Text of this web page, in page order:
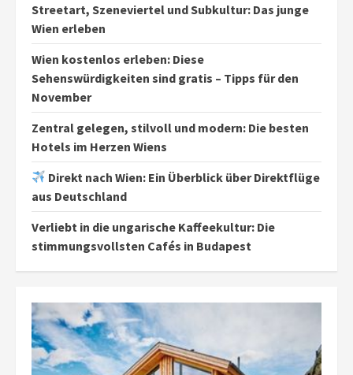
Streetart, Szeneviertel und Subkultur: Das junge
Wien erleben
Wien kostenlos erleben: Diese
Sehenswürdigkeiten sind gratis – Tipps für den
November
Zentral gelegen, stilvoll und modern: Die besten
Hotels im Herzen Wiens
Direkt nach Wien: Ein Überblick über Direktflüge
aus Deutschland
Verliebt in die ungarische Kaffeekultur: Die
stimmungsvollsten Cafés in Budapest